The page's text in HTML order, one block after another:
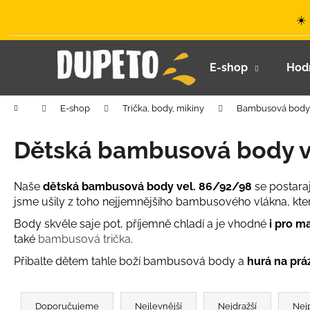
☀️
E-shop
Domů E-shop Trička, body, mikiny Bambusová body
Dětská bambusová
Naše dětská bambusová body vel. 86/92/98 se
jsme ušily z toho nejjemnějšího bambusového vlákna,
Body skvěle saje pot, příjemně chladí a je vhodné i pro
také bambusová trička.
Přibalte dětem tahle boží bambusová body a hurá na
Ř
Doporučujeme Nejlevnější Nejdražší
š
Zpět
obchodu
Zpět
obchodu
LETNÍ KLOBOUČEK S OUŠKY UV 30